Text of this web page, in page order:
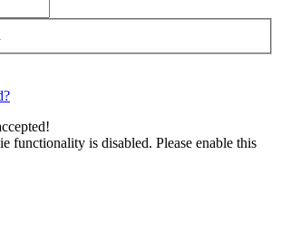
functionality is disabled. Please enable this